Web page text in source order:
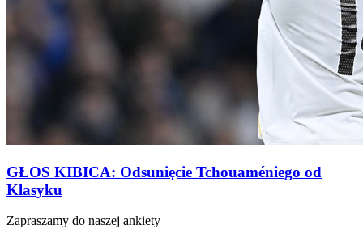
GŁOS KIBICA: Odsunięcie Tchouaméniego od
Klasyku
Zapraszamy do naszej ankiety